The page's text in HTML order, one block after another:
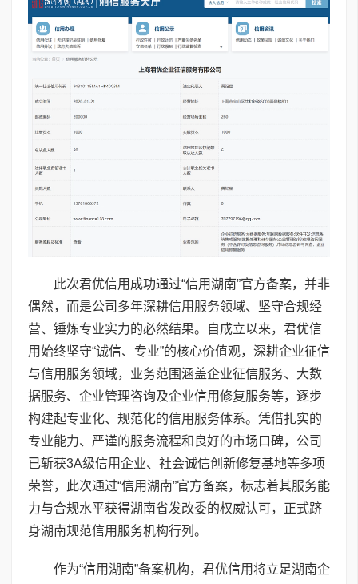
此次君优信用成功通过“信用湖南”官方备案，并非
偶然，而是公司多年深耕信用服务领域、坚守合规经
营、锤炼专业实力的必然结果。自成立以来，君优信
用始终坚守“诚信、专业”的核心价值观，深耕企业征信
与信用服务领域，业务范围涵盖企业征信服务、大数
据服务、企业管理咨询及企业信用修复服务等，逐步
构建起专业化、规范化的信用服务体系。凭借扎实的
专业能力、严谨的服务流程和良好的市场口碑，公司
已斩获3A级信用企业、社会诚信创新修复基地等多项
荣誉，此次通过“信用湖南”官方备案，标志着其服务能
力与合规水平获得湖南省发改委的权威认可，正式跻
身湖南规范信用服务机构行列。
作为“信用湖南”备案机构，君优信用将立足湖南企